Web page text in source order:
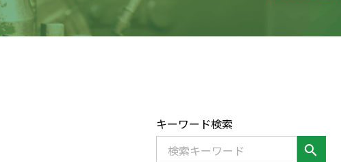
キーワード検索
search